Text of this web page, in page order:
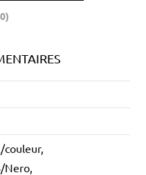
couleur,
Nero,